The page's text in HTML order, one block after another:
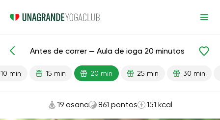
Aulas prontas Esporte Correndo
Antes de correr — Aula de ioga 20 minutos
10 min 15 min 20 min 25 min 30 min
19 asana 861 pontos 151 kcal